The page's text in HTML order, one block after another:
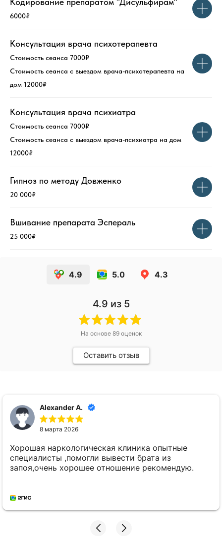
6000₽
Консультация врача психотерапевта
Стоимость сеанса 7000₽
Стоимость сеанса с выездом врача-психотерапевта на
дом 12000₽
Консультация врача психиатра
Стоимость сеанса 7000₽
Стоимость сеанса с выездом врача-психиатра на дом
12000₽
Гипноз по методу Довженко
20 000₽
Вшивание препарата Эспераль
25 000₽
4.9 5.0 4.3
4.9 из 5
На основе 89оценок
Оставить отзыв
Daniel D.
8 марта 2026
Хочу выразить свою благодарность специалистам
этой клиники за помощь в сложной ситуации,
связанной с близким человеком. Врачи были